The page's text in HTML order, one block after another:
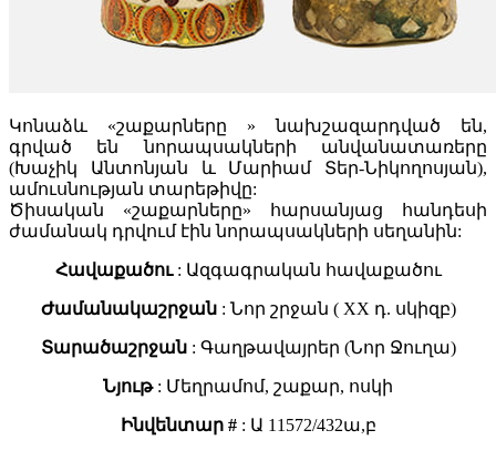
Կոնաձև «շաքարները » նախշազարդված են,
գրված են նորապսակների անվանատառերը
(Խաչիկ Անտոնյան և Մարիամ Տեր-Նիկողոսյան),
ամուսնության տարեթիվը:
Ծիսական «շաքարները» հարսանյաց հանդեսի
ժամանակ դրվում էին նորապսակների սեղանին:
Հավաքածու: Ազգագրական հավաքածու
Ժամանակաշրջան: Նոր շրջան ( XX դ. սկիզբ)
Տարածաշրջան: Գաղթավայրեր (Նոր Ջուղա)
Նյութ: Մեղրամոմ, շաքար, ոսկի
Ինվենտար #: Ա 11572/432ա,բ